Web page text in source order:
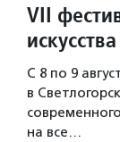
VII
С 8 по 9
в
на все…